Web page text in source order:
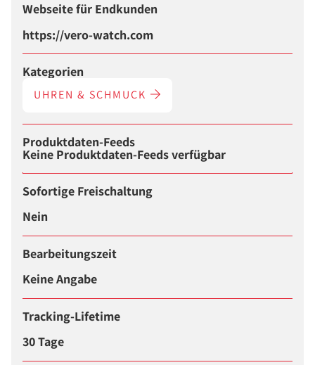
Webseite für Endkunden
https://vero-watch.com
Kategorien
UHREN & SCHMUCK
Produktdaten-Feeds
Keine Produktdaten-Feeds verfügbar
Sofortige Freischaltung
Nein
Bearbeitungszeit
Keine Angabe
Tracking-Lifetime
30 Tage